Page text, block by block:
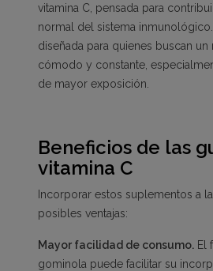
vitamina C, pensada para
normal del sistema
diseñada para quienes buscan un
cómodo y constante,
de mayor exposición.
Beneficios de las
vitamina C
Incorporar estos suplementos a
posibles ventajas:
Mayor facilidad de consumo. El
gominola puede facilitar su